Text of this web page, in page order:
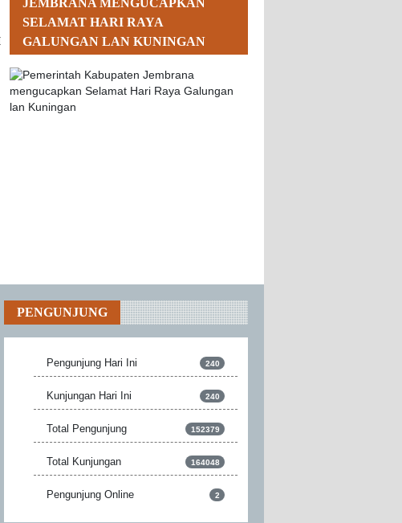
SELAMAT HARI RAYA
GALUNGAN LAN KUNINGAN
PENGUNJUNG
Pengunjung Hari Ini 240
Kunjungan Hari Ini 240
Total Pengunjung 152379
Total Kunjungan 164048
Pengunjung Online 2